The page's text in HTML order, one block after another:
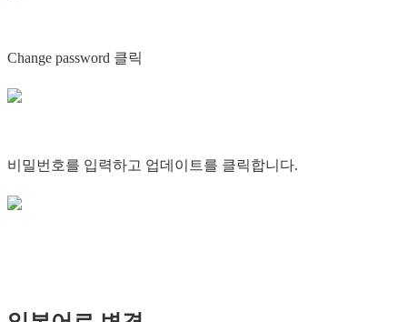
Change password 클릭
비밀번호를 입력하고 업데이트를 클릭합니다.